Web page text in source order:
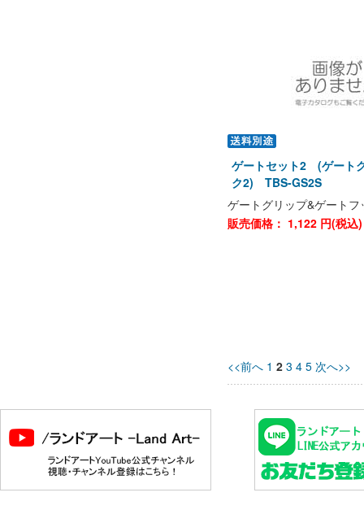
ゲートセット2 (ゲート
ク2) TBS-GS2S
ゲートグリップ&ゲート
販売価格： 1,122 円(税
<<前へ 1 2 3 4 5 次へ>>